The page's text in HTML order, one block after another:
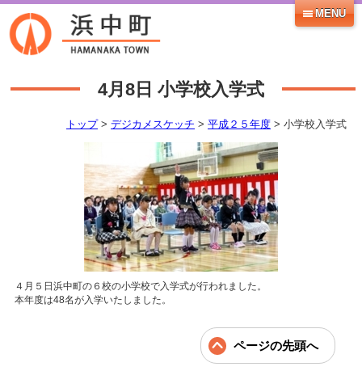
MENU
4月8日 小学校入学式
トップ> デジカメスケッチ > 平成２５年度 > 小学校入学式
４月５日浜中町の６校の小学校で入学式が行われました。
本年度は48名が入学いたしました。
ページの先頭へ